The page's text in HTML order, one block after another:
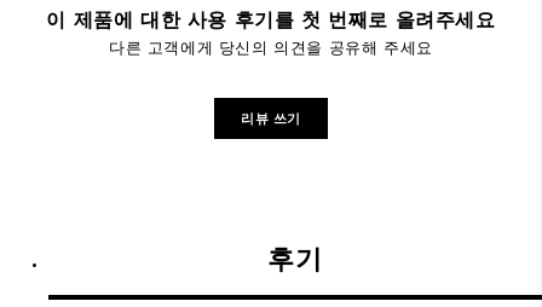
이 제품에 대한 사용 후기를 첫 번째로 올려주세요
다른 고객에게 당신의 의견을 공유해 주세요
리뷰 쓰기
후기